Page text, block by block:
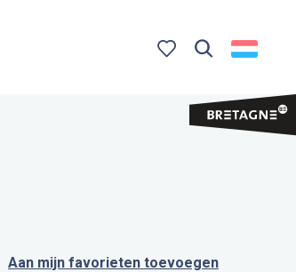
Aan mijn favorieten toevoegen